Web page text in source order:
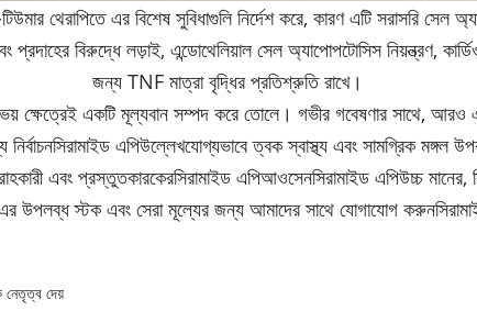
থেরাপিতে এর বিশেষ সুবিধাগুলি নির্দেশ করে, কারণ এটি সরাসরি
বিরুদ্ধে লড়াই, এন্ডোথেলিয়াল সেল অ্যাপোপটোসিস নিয়ন্ত্রণ,
জন্য TNF মাত্রা বৃদ্ধির প্রতিশ্রুতি রাখে।
ক্ষেত্রেই একটি মূল্যবান সম্পদ করে তোলে। গভীর গবেষণার সাথে, আরও
সিরামাইড এপিউল্লেখযোগ্যভাবে ত্বক স্বাস্থ্য এবং সামগ্রিক মঙ্গল
এবং প্রস্তুতকারকেরসিরামাইড এপিআওসেনসিরামাইড এপিউচ্চ
উপলব্ধ স্টক এবং সেরা মূল্যের জন্য আমাদের সাথে যোগাযোগ করুন
নেতৃত্ব দেয়